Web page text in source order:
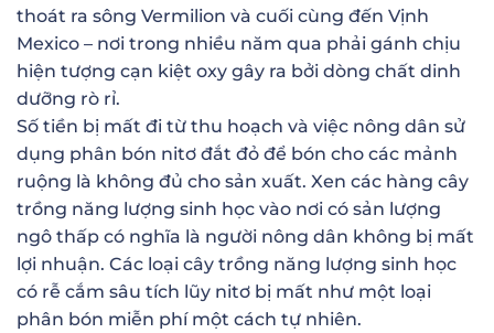
thoát ra sông Vermilion và cuối cùng đến Vịnh
Mexico – nơi trong nhiều năm qua phải gánh chịu
hiện tượng cạn kiệt oxy gây ra bởi dòng chất dinh
dưỡng rò rỉ.
Số tiền bị mất đi từ thu hoạch và việc nông dân sử
dụng phân bón nitơ đắt đỏ để bón cho các mảnh
ruộng là không đủ cho sản xuất. Xen các hàng cây
trồng năng lượng sinh học vào nơi có sản lượng
ngô thấp có nghĩa là người nông dân không bị mất
lợi nhuận. Các loại cây trồng năng lượng sinh học
có rễ cắm sâu tích lũy nitơ bị mất như một loại
phân bón miễn phí một cách tự nhiên.